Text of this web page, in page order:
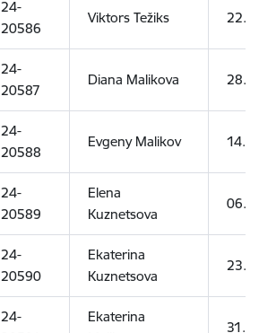
24-
20586
Viktors Težiks
24-
20587
Diana Malikova
24-
20588
Evgeny Malikov
24-
20589
Elena
Kuznetsova
24-
20590
Ekaterina
Kuznetsova
24-
Ekaterina